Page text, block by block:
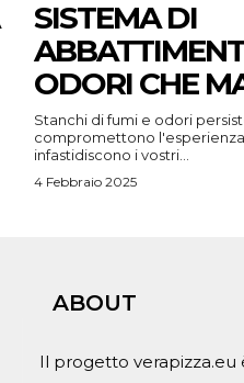
SISTEMA DI
ODORI CHE
Stanchi di fumi e odori
compromettono
infastidiscono i vostri...
4 Febbraio 2025
ABOUT
Il progetto verapizza.eu